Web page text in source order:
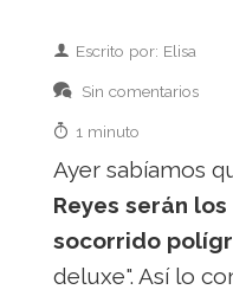
Escrito por: Elisa
Sin comentarios
1 minuto
Ayer sabíamos
Reyes serán
socorrido
deluxe". Así lo